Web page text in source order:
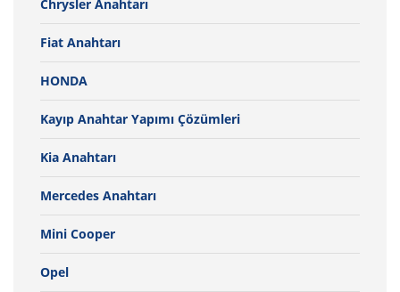
Chrysler Anahtarı
Fiat Anahtarı
HONDA
Kayıp Anahtar Yapımı Çözümleri
Kia Anahtarı
Mercedes Anahtarı
Mini Cooper
Opel